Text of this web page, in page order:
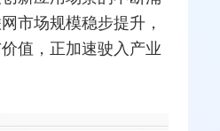
市场规模稳步提升，
值，正加速驶入产业